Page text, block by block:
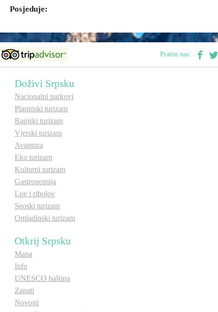
Lov i ribolov
Seoski turizam
Omladinski turizam
Destinacije
Spisak destinacija
Mapa destinacija
Manifestacije
Smještaj
Multimedija
Foto
Video
E-Brochure
Posjeduje:
Pratite nas:
Doživi Srpsku
Nacionalni parkovi
Planinski turizam
Banjski turizam
Vjerski turizam
Avantura
Eko turizam
Kulturni turizam
Gastronomija
Lov i ribolov
Seoski turizam
Omladinski turizam
Otkrij Srpsku
Mapa
Info
UNESCO baština
Zanati
Novosti